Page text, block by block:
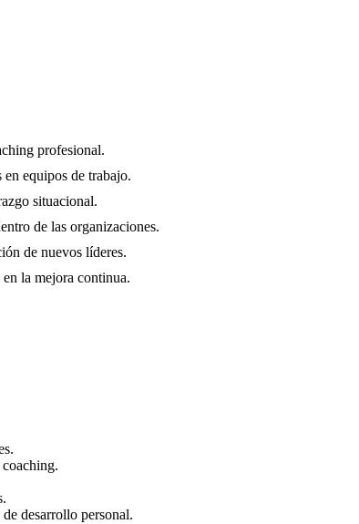
profesional.
equipos de trabajo.
situacional.
de las organizaciones.
de nuevos líderes.
la mejora continua.
desarrollo personal.